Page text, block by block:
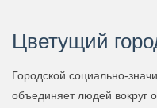
Цветущий
Городской социально-
объединяет людей вокруг